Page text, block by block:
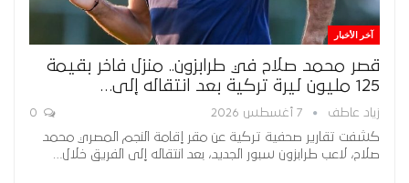
آخر الأخبار
قصر محمد صلاح في طرابزون.. منزل فاخر بقيمة
125 مليون ليرة تركية بعد انتقاله إلى…
زياد عاطف 7 أغسطس 2026
كشفت تقارير صحفية تركية عن مقر إقامة النجم المصري محمد
صلاح، لاعب طرابزون سبور الجديد، بعد انتقاله إلى الفريق خلال…